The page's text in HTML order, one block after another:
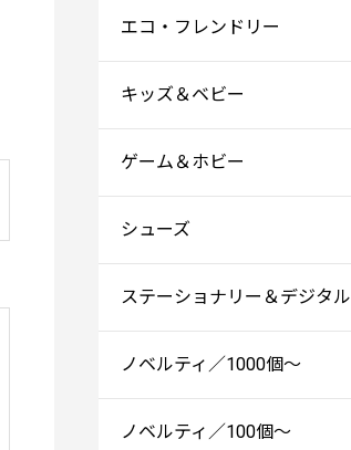
エコ・フレンドリー
キッズ＆ベビー
ゲーム＆ホビー
シューズ
ステーショナリー＆デジタル
ノベルティ／1000個～
ノベルティ／100個～